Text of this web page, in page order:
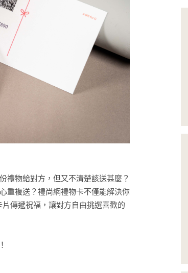
禮物給對方，但又不清楚該送甚麼？
重複送？禮尚網禮物卡不僅能解決你
傳遞祝福，讓對方自由挑選喜歡的